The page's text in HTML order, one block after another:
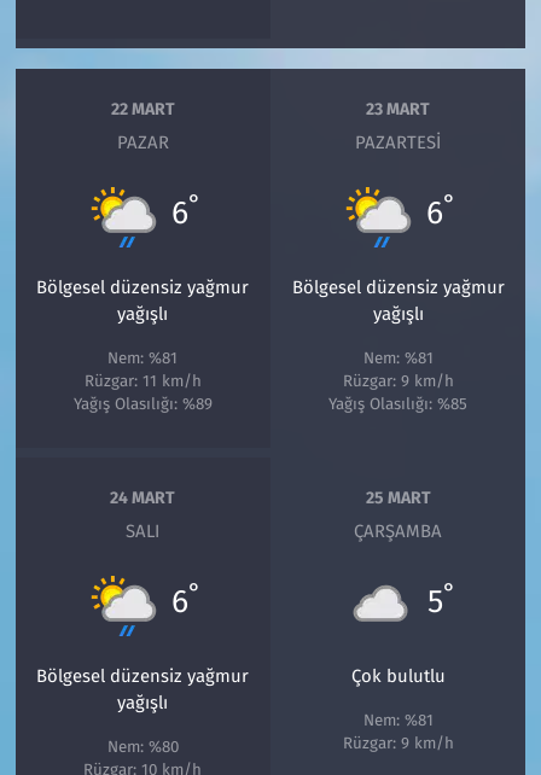
22 MART
PAZAR
6°
Bölgesel düzensiz yağmur
yağışlı
Nem: %81
Rüzgar: 11 km/h
Yağış Olasılığı: %89
23 MART
PAZARTESI
6°
Bölgesel düzensiz yağmur
yağışlı
Nem: %81
Rüzgar: 9 km/h
Yağış Olasılığı: %85
24 MART
SALI
6°
Bölgesel düzensiz yağmur
yağışlı
Nem: %80
Rüzgar: 10 km/h
25 MART
ÇARŞAMBA
5°
Çok bulutlu
Nem: %81
Rüzgar: 9 km/h